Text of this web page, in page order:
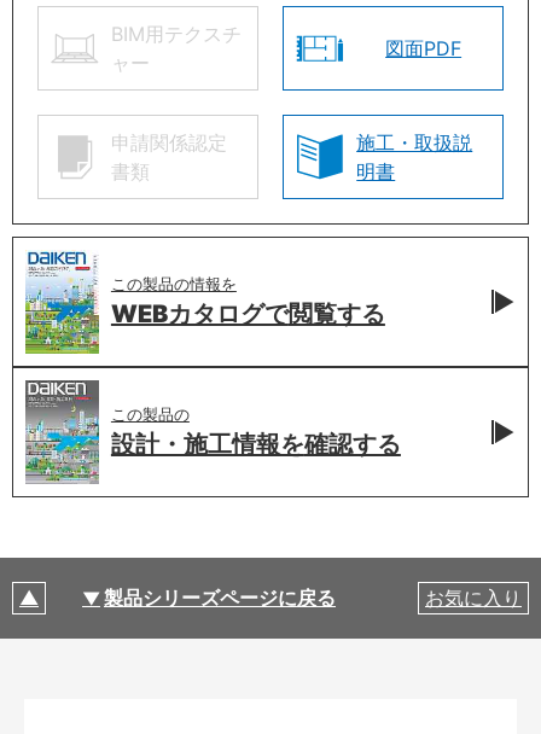
BIM用テクスチ
ャー
図面PDF
申請関係認定
書類
施工・取扱説
明書
この製品の情報を
WEBカタログで閲覧する
この製品の
設計・施工情報を確認する
製品シリーズページに戻る お気に入り